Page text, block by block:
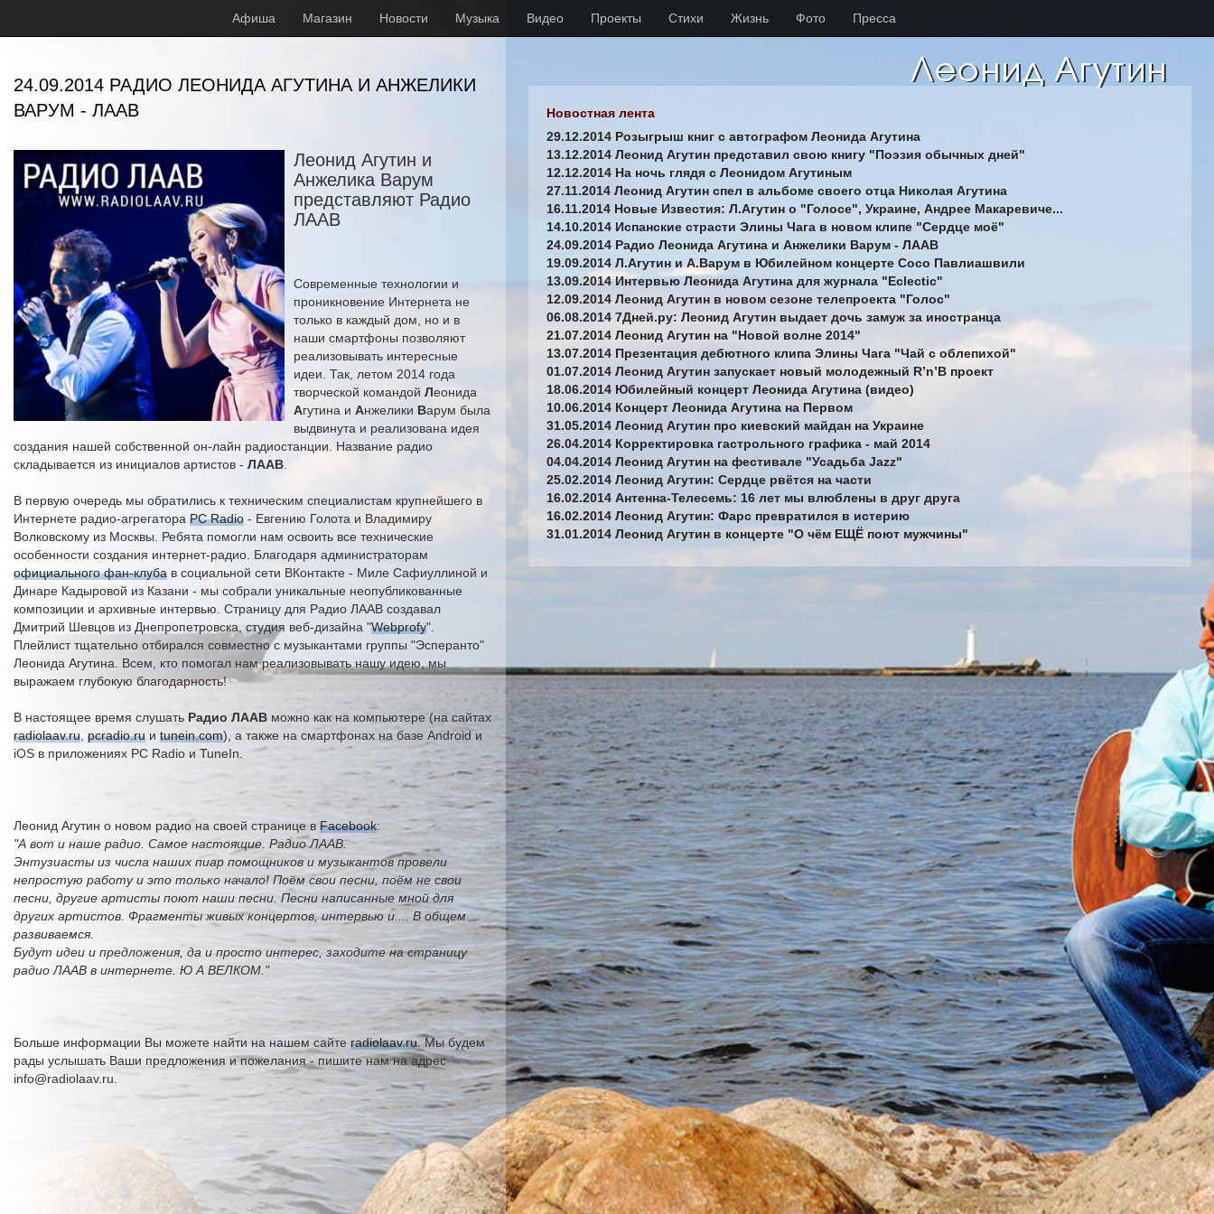
Афиша Магазин Новости Музыка Видео Проекты Стихи Жизнь Фото Пресса
24.09.2014 РАДИО ЛЕОНИДА АГУТИНА И АНЖЕЛИКИ
ВАРУМ - ЛААВ
Леонид Агутин и
Анжелика Варум
представляют Радио
ЛААВ
Современные технологии и
проникновение Интернета не
только в каждый дом, но и в
наши смартфоны позволяют
реализовывать интересные
идеи. Так, летом 2014 года
творческой командой Леонида
Агутина и Анжелики Варум была
выдвинута и реализована идея
создания нашей собственной он-лайн радиостанции. Название радио
складывается из инициалов артистов - ЛААВ
В первую очередь мы обратились к техническим специалистам крупнейшего в
Интернете радио-агрегатора PC Radio - Евгению Голота и Владимиру
Волковскому из Москвы. Ребята помогли нам освоить все технические
особенности создания интернет-радио. Благодаря администраторам
официального фан-клуба в социальной сети ВКонтакте - Миле Сафиуллиной и
Динаре Кадыровой из Казани - мы собрали уникальные неопубликованные
композиции и архивные интервью. Страницу для Радио ЛААВ создавал
Дмитрий Шевцов из Днепропетровска, студия веб-дизайна "Webprofy".
Плейлист тщательно отбирался совместно с музыкантами группы "Эсперанто"
Леонида Агутина. Всем, кто помогал нам реализовывать нашу идею, мы
выражаем глубокую благодарность!
В настоящее время слушать Радио ЛААВ можно как на компьютере (на сайтах
radiolaav.ru pcradio.ru и tunein.com), а также на смартфонах на базе Android и
iOS в приложениях PC Radio и TuneIn.
Леонид Агутин о новом радио на своей странице в Facebook:
"А вот и наше радио. Самое настоящие. Радио ЛААВ.
Энтузиасты из числа наших пиар помощников и музыкантов провели
непростую работу и это только начало! Поём свои песни, поём не свои
песни, другие артисты поют наши песни. Песни написанные мной для
других артистов. Фрагменты живых концертов, интервью и.... В общем
развиваемся.
Будут идеи и предложения, да и просто интерес, заходите на страницу
радио ЛААВ в интернете. Ю А ВЕЛКОМ."
Больше информации Вы можете найти на нашем сайте radiolaav.ru. Мы будем
рады услышать Ваши предложения и пожелания - пишите нам на адрес
info@radiolaav.ru.
Новостная лента
29.12.2014 Розыгрыш книг с автографом Леонида Агутина
13.12.2014 Леонид Агутин представил свою книгу "Поэзия обычных дней"
12.12.2014 На ночь глядя с Леонидом Агутиным
27.11.2014 Леонид Агутин спел в альбоме своего отца Николая Агутина
16.11.2014 Новые Известия: Л.Агутин о "Голосе", Украине, Андрее Макаревиче...
14.10.2014 Испанские страсти Элины Чага в новом клипе "Сердце моё"
24.09.2014 Радио Леонида Агутина и Анжелики Варум - ЛААВ
19.09.2014 Л.Агутин и А.Варум в Юбилейном концерте Сосо Павлиашвили
13.09.2014 Интервью Леонида Агутина для журнала "Eclectic"
12.09.2014 Леонид Агутин в новом сезоне телепроекта "Голос"
06.08.2014 7Дней.ру: Леонид Агутин выдает дочь замуж за иностранца
21.07.2014 Леонид Агутин на "Новой волне 2014"
13.07.2014 Презентация дебютного клипа Элины Чага "Чай с облепихой"
01.07.2014 Леонид Агутин запускает новый молодежный R’n’B проект
18.06.2014 Юбилейный концерт Леонида Агутина (видео)
10.06.2014 Концерт Леонида Агутина на Первом
31.05.2014 Леонид Агутин про киевский майдан на Украине
26.04.2014 Корректировка гастрольного графика - май 2014
04.04.2014 Леонид Агутин на фестивале "Усадьба Jazz"
25.02.2014 Леонид Агутин: Сердце рвётся на части
16.02.2014 Антенна-Телесемь: 16 лет мы влюблены в друг друга
16.02.2014 Леонид Агутин: Фарс превратился в истерию
31.01.2014 Леонид Агутин в концерте "О чём ЕЩЁ поют мужчины"